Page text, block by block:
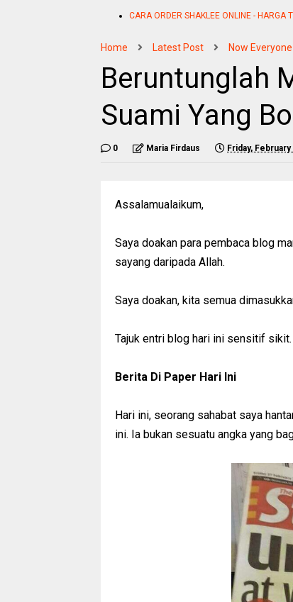
CARA ORDER SHAKLEE ONLINE - HARGA
Home Latest Post Now
Beruntunglah
Suami Yang
0 Maria Firdaus Friday,
Assalamualaikum,
Saya doakan para pembaca blog
sayang daripada Allah.
Saya doakan, kita semua
Tajuk entri blog hari ini sensitif
Berita Di Paper Hari Ini
Hari ini, seorang sahabat saya
ini. Ia bukan sesuatu angka yang